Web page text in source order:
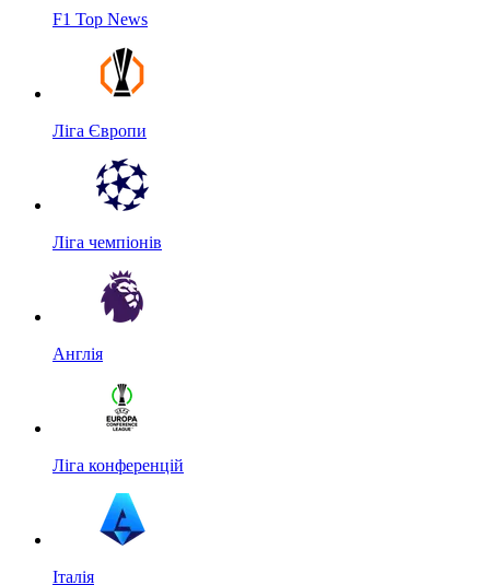
F1 Top News
Ліга Європи
Ліга чемпіонів
Англія
Ліга конференцій
Італія